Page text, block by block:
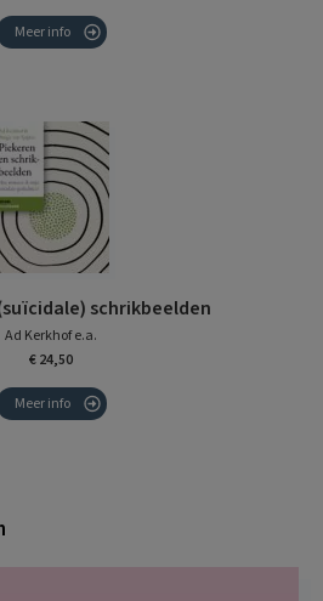
Meer info
schrikbeelden
Ad Kerkhof e.a.
€ 24,50
Meer info